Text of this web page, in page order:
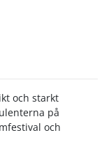
och starkt
på
och